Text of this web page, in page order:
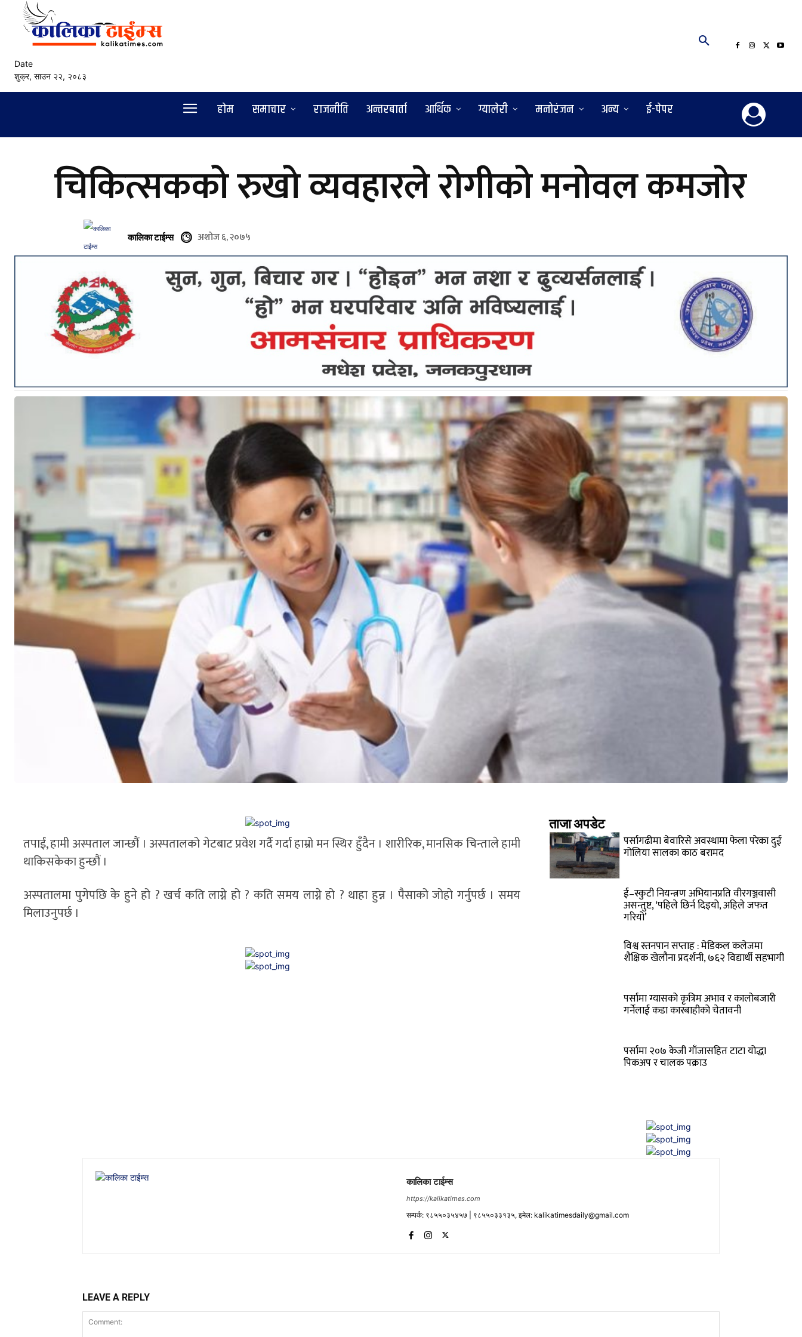
Date
शुक्र, साउन २२, २०८३
हाेम समाचार राजनीति अन्तरबार्ता आर्थिक ग्यालेरी मनोरंजन अन्य ई-पेपर
चिकित्सकको रुखो व्यवहारले रोगीको मनोवल कमजोर
कालिका टाईम्स अशोज ६, २०७५
तपाईं, हामी अस्पताल जान्छौं । अस्पतालको गेटबाट प्रवेश गर्दै गर्दा हाम्रो मन स्थिर हुँदैन । शारीरिक, मानसिक चिन्ताले हामी
थाकिसकेका हुन्छौं ।
अस्पतालमा पुगेपछि के हुने हो ? खर्च कति लाग्ने हो ? कति समय लाग्ने हो ? थाहा हुन्न । पैसाको जोहो गर्नुपर्छ । समय
मिलाउनुपर्छ ।
ताजा अपडेट
पर्सागढीमा बेवारिसे अवस्थामा फेला परेका दुई
गोलिया सालका काठ बरामद
ई–स्कुटी नियन्त्रण अभियानप्रति वीरगञ्जवासी
असन्तुष्ट, ‘पहिले छिर्न दिइयो, अहिले जफत
गरियो’
विश्व स्तनपान सप्ताह : मेडिकल कलेजमा
शैक्षिक खेलौना प्रदर्शनी, ७६२ विद्यार्थी सहभागी
पर्सामा ग्यासको कृत्रिम अभाव र कालोबजारी
गर्नेलाई कडा कारबाहीको चेतावनी
पर्सामा २०७ केजी गाँजासहित टाटा योद्धा
पिकअप र चालक पक्राउ
कालिका टाईम्स
https://kalikatimes.com
सम्पर्क: ९८५५०३५४५७ | ९८५५०३३१३५, इमेल: kalikatimesdaily@gmail.com
LEAVE A REPLY